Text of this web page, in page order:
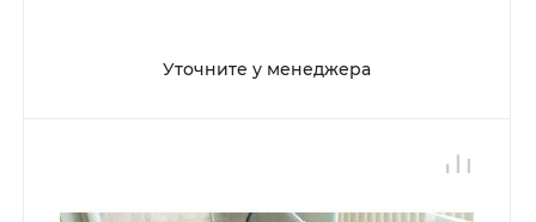
Уточните у менеджера